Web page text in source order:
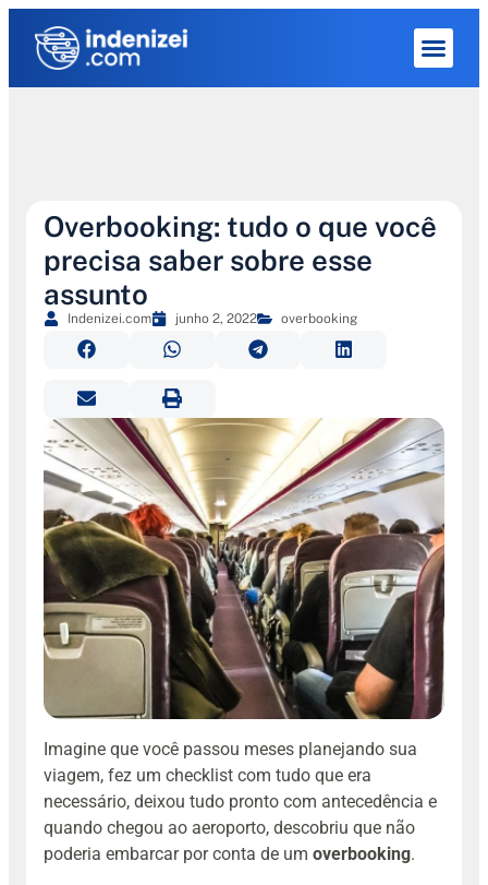
Overbooking: tudo o que você
precisa saber sobre esse
assunto
Indenizei.com junho 2, 2022 overbooking
Imagine que você passou meses planejando sua
viagem, fez um checklist com tudo que era
necessário, deixou tudo pronto com antecedência e
quando chegou ao aeroporto, descobriu que não
poderia embarcar por conta de um overbooking.